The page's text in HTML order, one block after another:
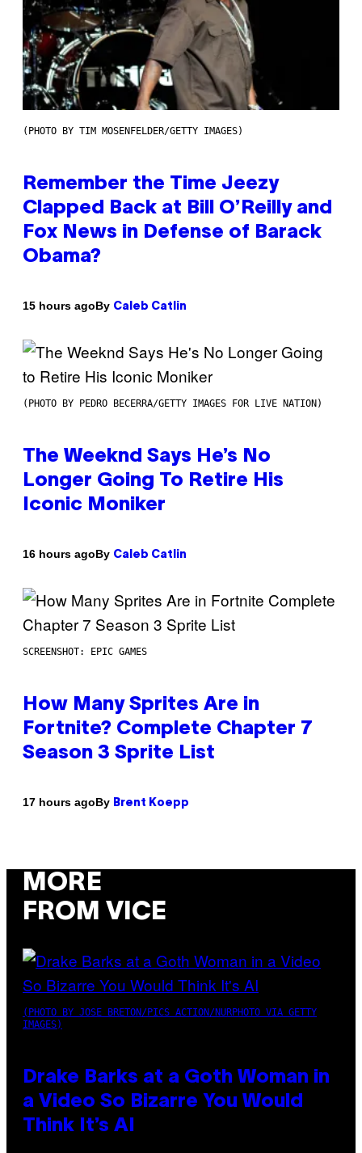
(PHOTO BY TIM MOSENFELDER/GETTY IMAGES)
Remember the Time Jeezy
Clapped Back at Bill O’Reilly and
Fox News in Defense of Barack
Obama?
15 hours agoBy Caleb Catlin
(PHOTO BY PEDRO BECERRA/GETTY IMAGES FOR LIVE NATION)
The Weeknd Says He’s No
Longer Going To Retire His
Iconic Moniker
16 hours agoBy Caleb Catlin
SCREENSHOT: EPIC GAMES
How Many Sprites Are in
Fortnite? Complete Chapter 7
Season 3 Sprite List
17 hours agoBy Brent Koepp
MORE
FROM VICE
(PHOTO BY JOSE BRETON/PICS ACTION/NURPHOTO VIA GETTY
IMAGES)
Drake Barks at a Goth Woman in
a Video So Bizarre You Would
Think It’s AI